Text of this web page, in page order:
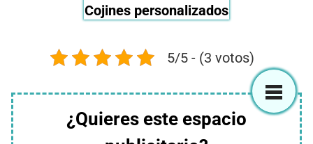
Cojines personalizados
5/5 - (3 votos)
¿Quieres este espacio